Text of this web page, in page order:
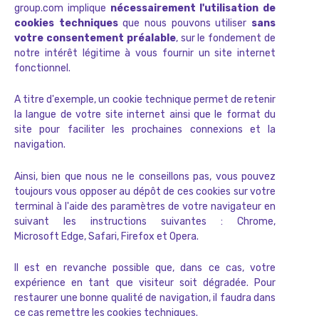
group.com implique nécessairement l'utilisation de
cookies techniquesque nous pouvons utiliser sans
votre consentement préalable, sur le fondement de
notre intérêt légitime à vous fournir un site internet
fonctionnel.
A titre d'exemple, un cookie technique permet de retenir
la langue de votre site internet ainsi que le format du
site pour faciliter les prochaines connexions et la
navigation.
Ainsi, bien que nous ne le conseillons pas, vous pouvez
toujours vous opposer au dépôt de ces cookies sur votre
terminal à l'aide des paramètres de votre navigateur en
suivant les instructions suivantes :Chrome,
Microsoft Edge,Safari, Firefox et Opera.
Il est en revanche possible que, dans ce cas, votre
expérience en tant que visiteur soit dégradée. Pour
restaurer une bonne qualité de navigation, il faudra dans
ce cas remettre les cookies techniques.